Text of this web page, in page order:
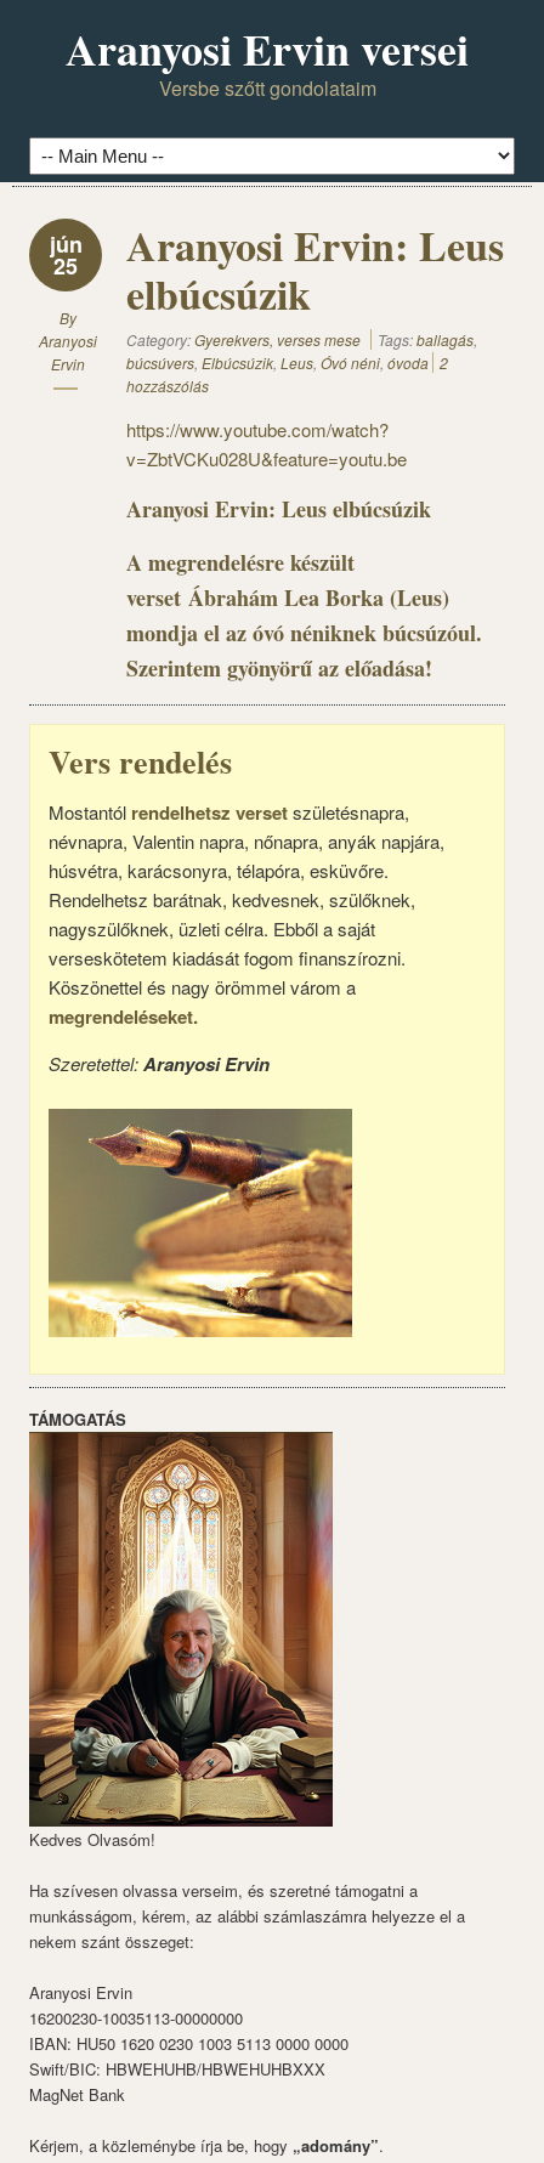
Aranyosi Ervin versei
Versbe szőtt gondolataim
jún
25
By
Aranyosi
Ervin
Aranyosi Ervin: Leus
elbúcsúzik
Category:Gyerekvers, verses mese Tags:ballagás,
búcsúvers, Elbúcsúzik, Leus, Óvó néni, óvoda 2
hozzászólás
https://www.youtube.com/watch?
v=ZbtVCKu028U&feature=youtu.be
Aranyosi Ervin: Leus elbúcsúzik
A megrendelésre készült
verset Ábrahám Lea Borka (Leus)
mondja el az óvó néniknek búcsúzóul.
Szerintem gyönyörű az előadása!
Vers rendelés
Mostantól rendelhetsz versetszületésnapra,
névnapra, Valentin napra, nőnapra, anyák napjára,
húsvétra, karácsonyra, télapóra, esküvőre.
Rendelhetsz barátnak, kedvesnek, szülőknek,
nagyszülőknek, üzleti célra. Ebből a saját
verseskötetem kiadását fogom finanszírozni.
Köszönettel és nagy örömmel várom a
megrendeléseket.
Szeretettel:Aranyosi Ervin
TÁMOGATÁS
Kedves Olvasóm!
Ha szívesen olvassa verseim, és szeretné támogatni a
munkásságom, kérem, az alábbi számlaszámra helyezze el a
nekem szánt összeget:
Aranyosi Ervin
16200230-10035113-00000000
IBAN: HU50 1620 0230 1003 5113 0000 0000
Swift/BIC: HBWEHUHB/HBWEHUHBXXX
MagNet Bank
Kérjem, a közleménybe írja be, hogy „adomány”.